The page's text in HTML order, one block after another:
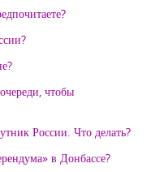
чтобы
России. Что делать?
в Донбассе?